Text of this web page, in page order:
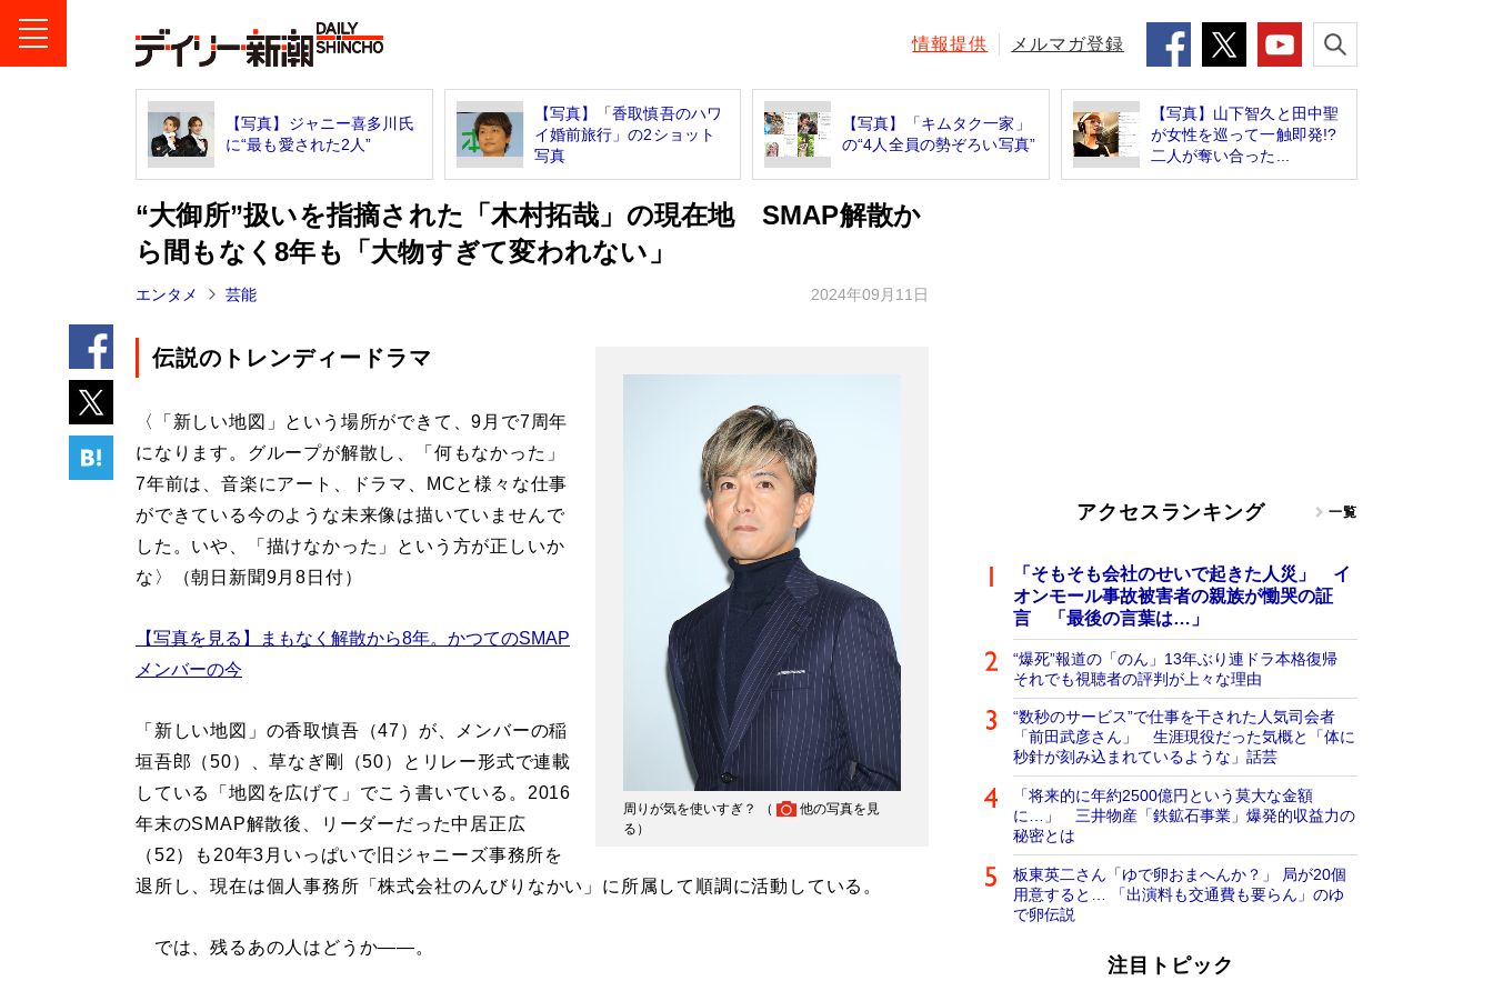
情報提供 メルマガ登録
【写真】ジャニー喜多川氏
に“最も愛された2人”
【写真】「香取慎吾のハワ
イ婚前旅行」の2ショット
写真
【写真】「キムタク一家」
の“4人全員の勢ぞろい写真”
【写真】山下智久と田中聖
が女性を巡って一触即発!?
二人が奪い合った...
“大御所”扱いを指摘された「木村拓哉」の現在地 SMAP解散か
ら間もなく8年も「大物すぎて変われない」
エンタメ 芸能 2024年09月11日
周りが気を使いすぎ？ （
他の写真を見
る ）
伝説のトレンディードラマ
〈「新しい地図」という場所ができて、9月で7周年
になります。グループが解散し、「何もなかった」
7年前は、音楽にアート、ドラマ、MCと様々な仕事
ができている今のような未来像は描いていませんで
した。いや、「描けなかった」という方が正しいか
な〉（朝日新聞9月8日付）
【写真を見る】まもなく解散から8年。かつてのSMAP
メンバーの今
「新しい地図」の香取慎吾（47）が、メンバーの稲
垣吾郎（50）、草なぎ剛（50）とリレー形式で連載
している「地図を広げて」でこう書いている。2016
年末のSMAP解散後、リーダーだった中居正広
（52）も20年3月いっぱいで旧ジャニーズ事務所を
退所し、現在は個人事務所「株式会社のんびりなかい」に所属して順調に活動している。
では、残るあの人はどうか――。
アクセスランキング 一覧
「そもそも会社のせいで起きた人災」 イ
オンモール事故被害者の親族が慟哭の証
言 「最後の言葉は…」
“爆死”報道の「のん」13年ぶり連ドラ本格復帰
それでも視聴者の評判が上々な理由
“数秒のサービス”で仕事を干された人気司会者
「前田武彦さん」 生涯現役だった気概と「体に
秒針が刻み込まれているような」話芸
「将来的に年約2500億円という莫大な金額
に…」 三井物産「鉄鉱石事業」爆発的収益力の
秘密とは
板東英二さん「ゆで卵おまへんか？」 局が20個
用意すると… 「出演料も交通費も要らん」のゆ
で卵伝説
注目トピック